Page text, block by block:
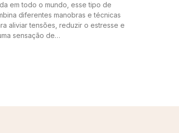
em todo o mundo, esse tipo de
diferentes manobras e técnicas
aliviar tensões, reduzir o estresse e
sensação de…